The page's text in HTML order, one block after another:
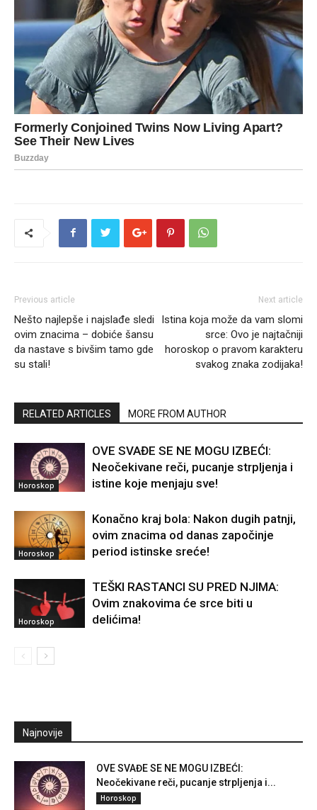
Previous article
Nešto najlepše i najslađe sledi
ovim znacima – dobiće šansu
da nastave s bivšim tamo gde
su stali!
Next article
Istina koja može da vam slomi
srce: Ovo je najtačniji
horoskop o pravom karakteru
svakog znaka zodijaka!
RELATED ARTICLES MORE FROM AUTHOR
Horoskop
OVE SVAĐE SE NE MOGU IZBEĆI:
Neočekivane reči, pucanje strpljenja i
istine koje menjaju sve!
Horoskop
Konačno kraj bola: Nakon dugih patnji,
ovim znacima od danas započinje
period istinske sreće!
Horoskop
TEŠKI RASTANCI SU PRED NJIMA:
Ovim znakovima će srce biti u
delićima!
Najnovije
OVE SVAĐE SE NE MOGU IZBEĆI:
Neočekivane reči, pucanje strpljenja i...
Horoskop